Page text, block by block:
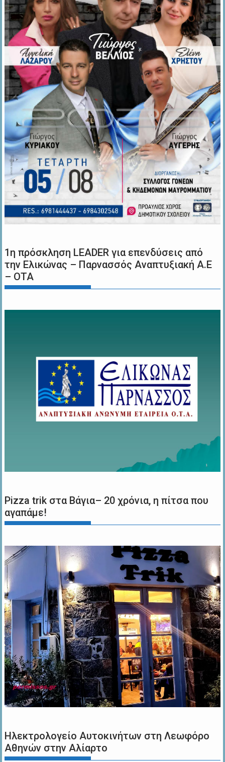
1η πρόσκληση LEADER για επενδύσεις από
την Ελικώνας – Παρνασσός Αναπτυξιακή Α.Ε
– ΟΤΑ
Pizza trik στα Βάγια– 20 χρόνια, η πίτσα που
αγαπάμε!
Ηλεκτρολογείο Αυτοκινήτων στη Λεωφόρο
Αθηνών στην Αλίαρτο